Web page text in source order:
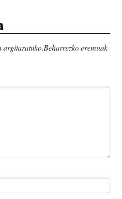
argitaratuko.Beharrezko eremuak